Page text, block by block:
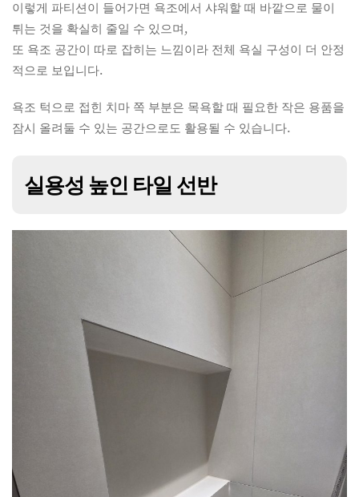
이렇게 파티션이 들어가면 욕조에서 샤워할 때 바깥으로 물이
튀는 것을 확실히 줄일 수 있으며,
또 욕조 공간이 따로 잡히는 느낌이라 전체 욕실 구성이 더 안정
적으로 보입니다.
욕조 턱으로 접힌 치마 쪽 부분은 목욕할 때 필요한 작은 용품을
잠시 올려둘 수 있는 공간으로도 활용될 수 있습니다.
실용성 높인 타일 선반